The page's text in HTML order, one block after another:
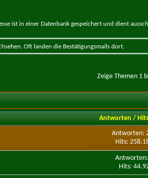
ist in einer Datenbank gespeichert und dient
Oft landen die Bestätigungsmails dort.
Zeige Themen 1
Antworten /
Antworten:
Hits:
Hits: